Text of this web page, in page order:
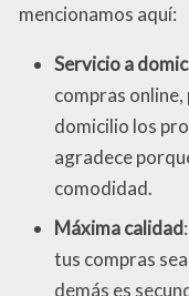
mencionamos aquí:
Servicio a
compras
domicilio los
agradece
comodidad.
Máxima calidad
tus compras
demás es